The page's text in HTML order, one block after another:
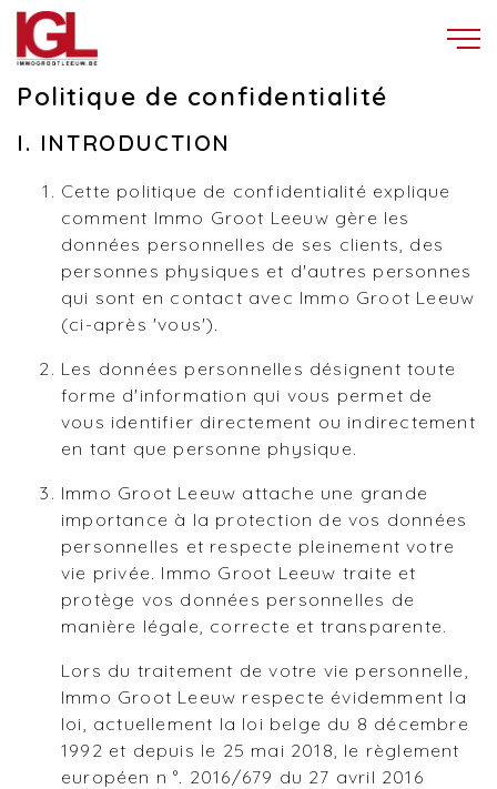
Politique de confidentialité
I. INTRODUCTION
Cette politique de confidentialité explique
comment Immo Groot Leeuw gère les
données personnelles de ses clients, des
personnes physiques et d'autres personnes
qui sont en contact avec Immo Groot Leeuw
(ci-après 'vous').
Les données personnelles désignent toute
forme d'information qui vous permet de
vous identifier directement ou indirectement
en tant que personne physique.
Immo Groot Leeuw attache une grande
importance à la protection de vos données
personnelles et respecte pleinement votre
vie privée. Immo Groot Leeuw traite et
protège vos données personnelles de
manière légale, correcte et transparente.
Lors du traitement de votre vie personnelle,
Immo Groot Leeuw respecte évidemment la
loi, actuellement la loi belge du 8 décembre
1992 et depuis le 25 mai 2018, le règlement
européen n °. 2016/679 du 27 avril 2016